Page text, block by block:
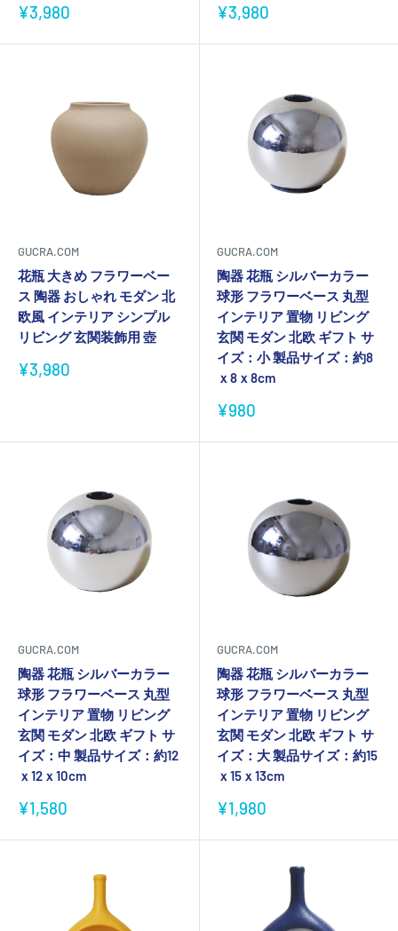
販
価
¥3,980
販
価
¥3,980
GUCRA.COM
花瓶 大きめ フラワーベー
ス 陶器 おしゃれ モダン 北
欧風 インテリア シンプル
リビング 玄関装飾用 壺
販
¥3,980
GUCRA.COM
陶器 花瓶 シルバーカラー
球形 フラワーベース 丸型
インテリア 置物 リビング
玄関 モダン 北欧 ギフト サ
イズ：小 製品サイズ：約8
ｘ8ｘ8cm
販
価
¥980
GUCRA.COM
陶器 花瓶 シルバーカラー
球形 フラワーベース 丸型
インテリア 置物 リビング
玄関 モダン 北欧 ギフト サ
イズ：中 製品サイズ：約12
ｘ12ｘ10cm
販
価
¥1,580
GUCRA.COM
陶器 花瓶 シルバーカラー
球形 フラワーベース 丸型
インテリア 置物 リビング
玄関 モダン 北欧 ギフト サ
イズ：大 製品サイズ：約15
ｘ15ｘ13cm
販
価
¥1,980